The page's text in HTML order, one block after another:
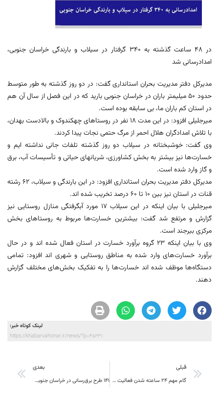
در ۴۸ ساعت گذشته به ۳۴۰ گرفتار در سیلاب و بارندگی خراسان جنوبی،
امدادرسانی شد
مدیرکل دفتر مدیریت بحران استانداری گفت: در دو روز گذشته به طور متوسط
حدود ۵۰ میلیمتر باران در خراسان جنوبی بارید که در این فصل از سال آن هم
در استان کم باران ما، بی سابقه بوده است.
میرجلیلی افزود: در این مدت ۱۸ نفر در روستا‌های چهکندوک و بالادست بهدان،
با تلاش امدادگران هلال احمر از مرگ حتمی نجات پیدا کردند.
وی گفت: خوشبختانه در سیلاب دو روز گذشته تلفات جانی نداشته ایم و
خسارت‌ها نیز بیشتر به بخش کشاورزی، شریانهای حیاتی و تأسیسات آب، برق
و گاز وارد شده است.
مدیرکل دفتر مدیریت بحران استانداری افزود: در این بارندگی و سیلاب، ۶۲ رشته
قنات در استان نیز بین ۱۰ تا ۶۰ درصد تخریب شده اند.
میرجلیلی با بیان اینکه در این سیلاب ۱۷ مورد آبگرفتگی منازل روستایی نیز
گزارش و مرتفع شد گفت: بیشترین خسارت‌ها مربوط به روستا‌های بخش
مرکزی بیرجند است.
وی با بیان اینکه ۲۳ گروه برآورد خسارت در استان فعال شده اند و در حال
برآورد خسارت‌های وارد شده به مناطق روستایی و شهری اند افزود: تمامی
دستگاه‌ها موظف شده اند خسارت‌ها را به تفکیک بخش‌های مختلف گزارش
دهند.
لینک کوتاه خبر:
https://khabarvahonar.ir/news/?p=45231
قبلی
گام مهم ۲۴ ساعته شدن فعالیت مرز ماهیرود در دستور کار است
بعدی
۱۴۱ طرح برق‌رسانی در خراسان جنوبی به بهره‌برداری رسید